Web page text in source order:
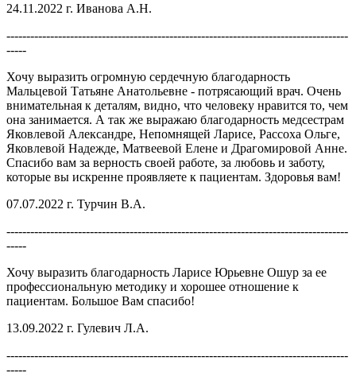
24.11.2022 г. Иванова А.Н.
--------------------------------------------------------------------------------------
-----
Хочу выразить огромную сердечную благодарность
Мальцевой Татьяне Анатольевне - потрясающий врач. Очень
внимательная к деталям, видно, что человеку нравится то, чем
она занимается. А так же выражаю благодарность медсестрам
Яковлевой Александре, Непомнящей Ларисе, Рассоха Ольге,
Яковлевой Надежде, Матвеевой Елене и Драгомировой Анне.
Спасибо вам за верность своей работе, за любовь и заботу,
которые вы искренне проявляете к пациентам. Здоровья вам!
07.07.2022 г. Турчин В.А.
--------------------------------------------------------------------------------------
-----
Хочу выразить благодарность Ларисе Юрьевне Ошур за ее
профессиональную методику и хорошее отношение к
пациентам. Большое Вам спасибо!
13.09.2022 г. Гулевич Л.А.
--------------------------------------------------------------------------------------
-----